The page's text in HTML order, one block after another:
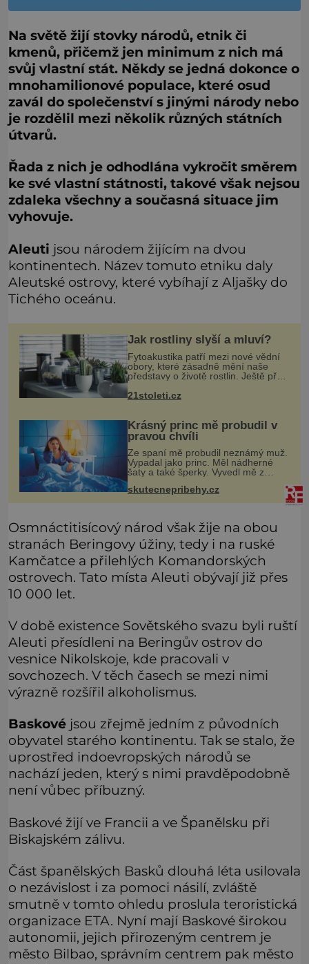
Na světě žijí stovky národů, etnik či
kmenů, přičemž jen minimum z nich má
svůj vlastní stát. Někdy se jedná dokonce o
mnohamilionové populace, které osud
zavál do společenství s jinými národy nebo
je rozdělil mezi několik různých státních
útvarů.
Řada z nich je odhodlána vykročit směrem
ke své vlastní státnosti, takové však nejsou
zdaleka všechny a současná situace jim
vyhovuje.
Aleuti jsou národem žijícím na dvou
kontinentech. Název tomuto etniku daly
Aleutské ostrovy, které vybíhají z Aljašky do
Tichého oceánu.
Jak rostliny slyší a mluví?
Fytoakustika patří mezi nové vědní
obory, které zásadně mění naše
představy o životě rostlin. Ještě před
několika desetiletími byly rostliny
považovány za tiché a pasivní
21stoleti.cz
Krásný princ mě probudil v
pravou chvíli
Ze spaní mě probudil neznámý muž.
Vypadal jako princ. Měl nádherné
šaty a také šperky. Vyvedl mě z
pokoje ven, v kuchyni totiž začalo
hořet. Stalo se to už moc dávno.
Byla jsem malá holčička, měla jse
skutecnepribehy.cz
Osmnáctitisícový národ však žije na obou
stranách Beringovy úžiny, tedy i na ruské
Kamčatce a přilehlých Komandorských
ostrovech. Tato místa Aleuti obývají již přes
10 000 let.
V době existence Sovětského svazu byli ruští
Aleuti přesídleni na Beringův ostrov do
vesnice Nikolskoje, kde pracovali v
sovchozech. V těch časech se mezi nimi
výrazně rozšířil alkoholismus.
Baskové jsou zřejmě jedním z původních
obyvatel starého kontinentu. Tak se stalo, že
uprostřed indoevropských národů se
nachází jeden, který s nimi pravděpodobně
není vůbec příbuzný.
Baskové žijí ve Francii a ve Španělsku při
Biskajském zálivu.
Část španělských Basků dlouhá léta usilovala
o nezávislost i za pomoci násilí, zvláště
smutně v tomto ohledu proslula teroristická
organizace ETA. Nyní mají Baskové širokou
autonomii, jejich přirozeným centrem je
město Bilbao, správním centrem pak město